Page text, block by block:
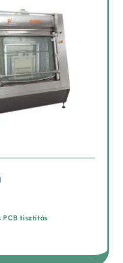
tisztítás